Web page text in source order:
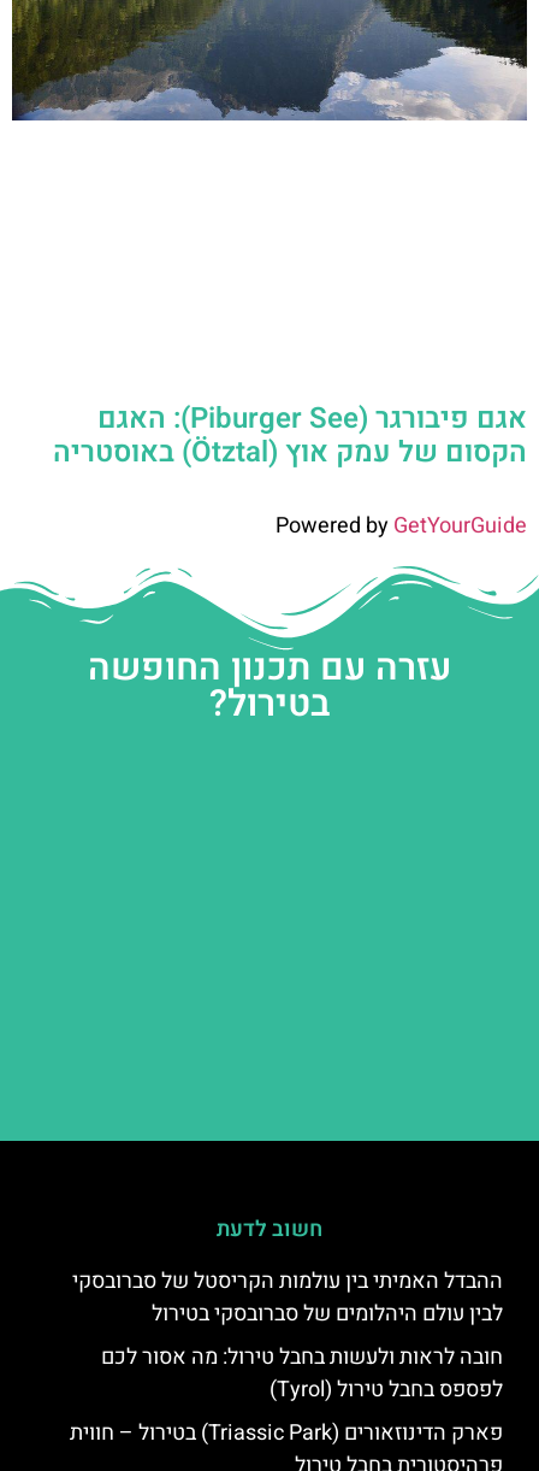
אגם פיבורגר (Piburger See): האגם
הקסום של עמק אוץ (Ötztal) באוסטריה
Powered byGetYourGuide
עזרה עם תכנון החופשה
בטירול?
חשוב לדעת
ההבדל האמיתי בין עולמות הקריסטל של סברובסקי
לבין עולם היהלומים של סברובסקי בטירול
חובה לראות ולעשות בחבל טירול: מה אסור לכם
לפספס בחבל טירול (Tyrol)
פארק הדינוזאורים (Triassic Park) בטירול – חווית